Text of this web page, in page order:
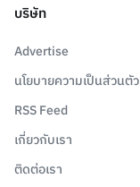
บริษัท
Advertise
นโยบายความเป็นส่วนตัว
RSS Feed
เกี่ยวกับเรา
ติดต่อเรา